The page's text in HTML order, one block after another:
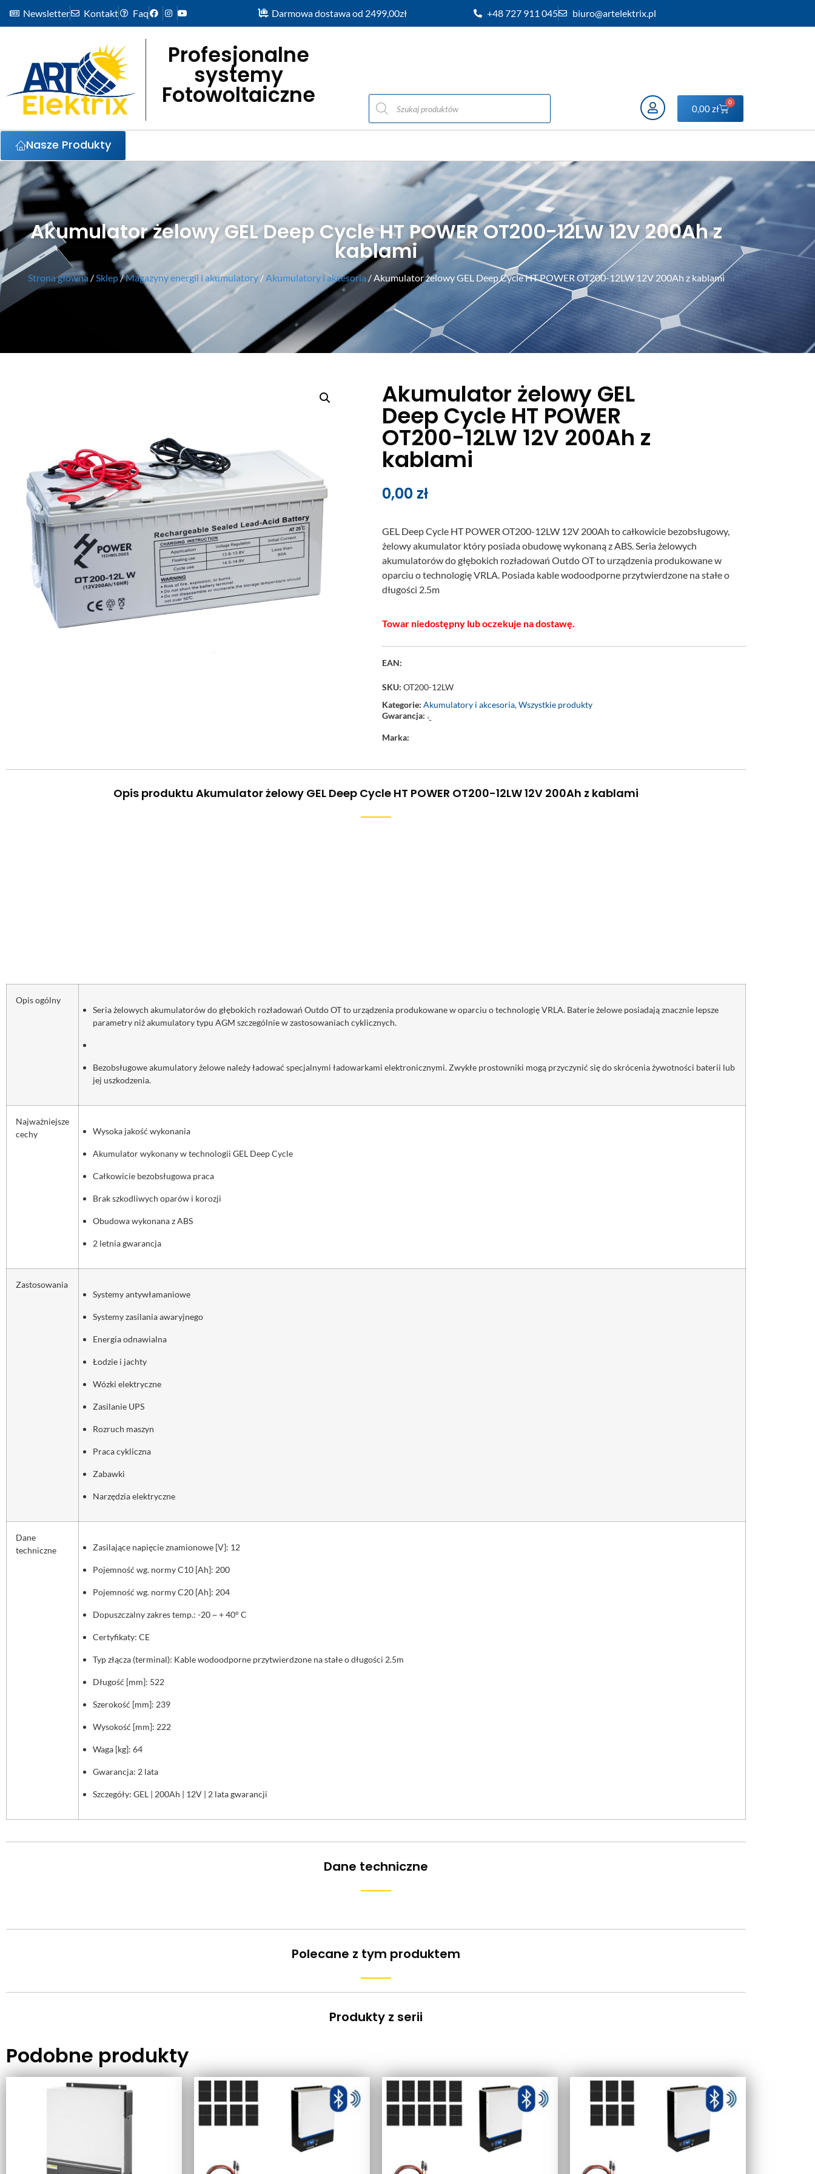
Newsletter Kontakt Faq Darmowa dostawa od 2499,00zł +48 727 911 045 biuro@artelektrix.pl
Profesjonalne
systemy
Fotowoltaiczne 0,00zł
0
Nasze Produkty
Akumulator żelowy GEL Deep Cycle HT POWER OT200-12LW 12V 200Ah z
kablami
Strona główna/Sklep/Magazyny energii i akumulatory/Akumulatory i akcesoria/ Akumulator żelowy GEL Deep Cycle HT POWER OT200-12LW 12V 200Ah z kablami
Akumulator żelowy GEL
Deep Cycle HT POWER
OT200-12LW 12V 200Ah z
kablami
0,00 zł
GEL Deep Cycle HT POWER OT200-12LW 12V 200Ah to całkowicie bezobsługowy,
żelowy akumulator który posiada obudowę wykonaną z ABS. Seria żelowych
akumulatorów do głębokich rozładowań Outdo OT to urządzenia produkowane w
oparciu o technologię VRLA. Posiada kable wodoodporne przytwierdzone na stałe o
długości 2.5m
Towar niedostępny lub oczekuje na dostawę.
EAN:
SKU:OT200-12LW
Kategorie:Akumulatory i akcesoria,Wszystkie produkty
Gwarancja: ‘-
Marka:
Opis produktu Akumulator żelowy GEL Deep Cycle HT POWER OT200-12LW 12V 200Ah z kablami
Opis ogólny
Seria żelowych akumulatorów do głębokich rozładowań Outdo OT to urządzenia produkowane w oparciu o technologię VRLA. Baterie żelowe posiadają znacznie lepsze
parametry niż akumulatory typu AGM szczególnie w zastosowaniach cyklicznych.
Bezobsługowe akumulatory żelowe należy ładować specjalnymi ładowarkami elektronicznymi. Zwykłe prostowniki mogą przyczynić się do skrócenia żywotności baterii lub
jej uszkodzenia.
Najważniejsze
cechy
Wysoka jakość wykonania
Akumulator wykonany w technologii GEL Deep Cycle
Całkowicie bezobsługowa praca
Brak szkodliwych oparów i korozji
Obudowa wykonana z ABS
2 letnia gwarancja
Zastosowania
Systemy antywłamaniowe
Systemy zasilania awaryjnego
Energia odnawialna
Łodzie i jachty
Wózki elektryczne
Zasilanie UPS
Rozruch maszyn
Praca cykliczna
Zabawki
Narzędzia elektryczne
Dane
techniczne
Zasilające napięcie znamionowe [V]: 12
Pojemność wg. normy C10 [Ah]: 200
Pojemność wg. normy C20 [Ah]: 204
Dopuszczalny zakres temp.: -20 ~ + 40° C
Certyfikaty: CE
Typ złącza (terminal): Kable wodoodporne przytwierdzone na stałe o długości 2.5m
Długość [mm]: 522
Szerokość [mm]: 239
Wysokość [mm]: 222
Waga [kg]: 64
Gwarancja: 2 lata
Szczegóły: GEL | 200Ah | 12V | 2 lata gwarancji
Dane techniczne
Polecane z tym produktem
Produkty z serii
Podobne produkty